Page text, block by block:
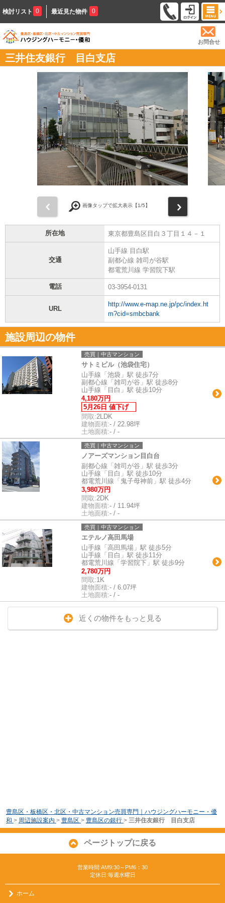
検討リスト 0 最近見た物件 0
お問合せ
三井住友銀行 目白支店
画像タップで拡大表示【1/5】
所在地 東京都豊島区目白３丁目１４－１
交通
山手線 目白駅
副都心線 雑司が谷駅
都電荒川線 学習院下駅
電話 03-3954-0131
URL
http://www.e-map.ne.jp/pc/index.ht
m?cid=smbcbank
施設周辺の物件
売買｜中古マンション
サトミビル（池袋住宅）
山手線「池袋」駅 徒歩7分
副都心線「雑司が谷」駅 徒歩8分
山手線「目白」駅 徒歩10分
4,180万円
5月26日 値下げ
間取:2LDK
建物面積:- / 22.98坪
土地面積:- / -
売買｜中古マンション
ノアーズマンション目白台
副都心線「雑司が谷」駅 徒歩3分
山手線「目白」駅 徒歩10分
都電荒川線「鬼子母神前」駅 徒歩4分
3,980万円
間取:2DK
建物面積:- / 11.94坪
土地面積:- / -
売買｜中古マンション
エテルノ高田馬場
山手線「高田馬場」駅 徒歩5分
山手線「目白」駅 徒歩11分
都電荒川線「学習院下」駅 徒歩9分
2,780万円
間取:1K
建物面積:- / 6.07坪
土地面積:- / -
近くの物件をもっと見る
豊島区・板橋区・北区・中古マンション売買専門｜ハウジングハーモニー・優
和 > 周辺施設案内 > 豊島区 > 豊島区の銀行 > 三井住友銀行 目白支店
ページトップに戻る
営業時間:AM9:30～PM6：30
定休日:毎週水曜日
ホーム